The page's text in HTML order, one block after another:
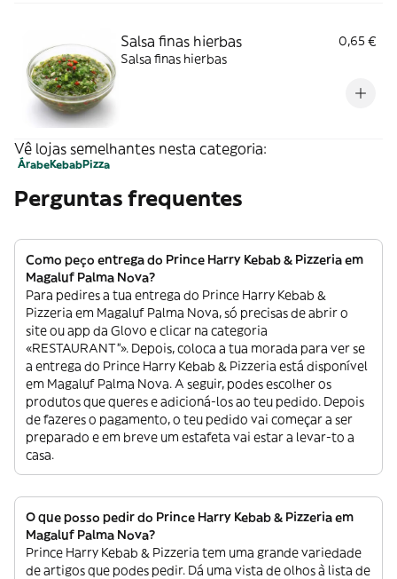
Salsa finas hierbas
0,65 €
Salsa finas hierbas
Vê lojas semelhantes nesta categoria:
ÁrabeKebabPizza
Perguntas frequentes
Como peço entrega do Prince Harry Kebab & Pizzeria em
Magaluf Palma Nova?
Para pedires a tua entrega do Prince Harry Kebab &
Pizzeria em Magaluf Palma Nova, só precisas de abrir o
site ou app da Glovo e clicar na categoria
«RESTAURANT”». Depois, coloca a tua morada para ver se
a entrega do Prince Harry Kebab & Pizzeria está disponível
em Magaluf Palma Nova. A seguir, podes escolher os
produtos que queres e adicioná-los ao teu pedido. Depois
de fazeres o pagamento, o teu pedido vai começar a ser
preparado e em breve um estafeta vai estar a levar-to a
casa.
O que posso pedir do Prince Harry Kebab & Pizzeria em
Magaluf Palma Nova?
Prince Harry Kebab & Pizzeria tem uma grande variedade
de artigos que podes pedir. Dá uma vista de olhos à lista de